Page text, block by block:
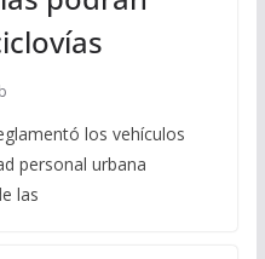
los vehículos
personal urbana
las